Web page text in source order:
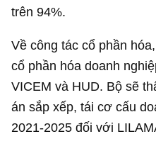
trên 94%.
Về công tác cổ phần
cổ phần hóa doanh
VICEM và HUD. Bộ sẽ
án sắp xếp, tái cơ cấu
2021-2025 đối với